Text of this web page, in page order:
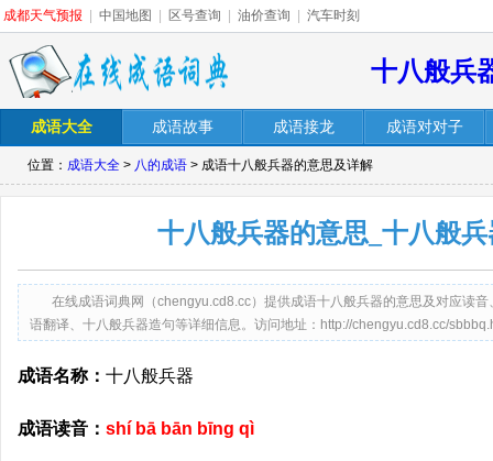
成都天气预报 中国地图 区号查询 油价查询 汽车时刻
十八般兵
成语大全 成语故事 成语接龙 成语对对子
位置： 成语大全 > 八的成语 > 成语十八般兵器的意思及详解
十八般兵器的意思_十八般
在线成语词典网（chengyu.cd8.cc）提供成语十八般兵器的意思及对应读
语翻译、十八般兵器造句等详细信息。访问地址：http://chengyu.cd8.cc/
成语名称： 十八般兵器
成语读音： shí bā bān bīng qì